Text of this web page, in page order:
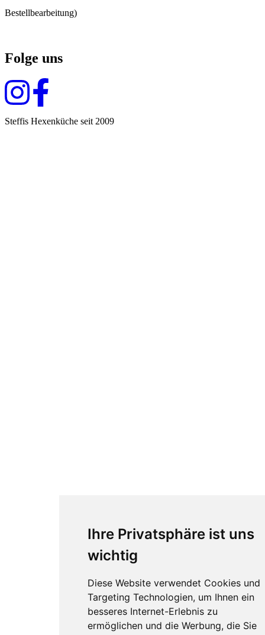
Ihre Privatsphäre ist uns
wichtig
Diese Website verwendet Cookies und
Targeting Technologien, um Ihnen ein
besseres Internet-Erlebnis zu
ermöglichen und die Werbung, die Sie
Bestellbearbeitung)
Folge uns
Steffis Hexenküche seit 2009